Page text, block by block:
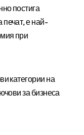
постига
е най-
при
категории на
за бизнеса